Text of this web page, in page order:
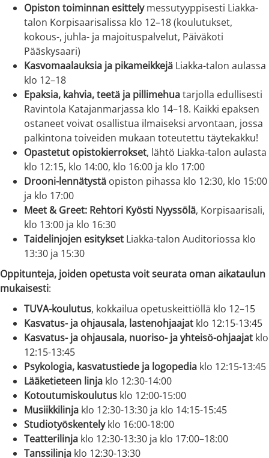
Opiston toiminnan esittelymessutyyppisesti Liakka-
talon Korpisaarisalissa klo 12–18 (koulutukset,
kokous-, juhla- ja majoituspalvelut, Päiväkoti
Pääskysaari)
Kasvomaalauksia ja pikameikkejä Liakka-talon aulassa
klo 12–18
Epaksia, kahvia, teetä ja pillimehuatarjolla edullisesti
Ravintola Katajanmarjassa klo 14–18. Kaikki epaksen
ostaneet voivat osallistua ilmaiseksi arvontaan, jossa
palkintona toiveiden mukaan toteutettu täytekakku!
Opastetut opistokierrokset, lähtö Liakka-talon aulasta
klo 12:15, klo 14:00, klo 16:00 ja klo 17:00
Drooni-lennätystä opiston pihassa klo 12:30, klo 15:00
ja klo 17:00
Meet & Greet: Rehtori Kyösti Nyyssölä, Korpisaarisali,
klo 13:00 ja klo 16:30
Taidelinjojen esitykset Liakka-talon Auditoriossa klo
13:30 ja 15:30
Oppitunteja, joiden opetusta voit seurata oman aikataulun
mukaisesti:
TUVA-koulutus, kokkailua opetuskeittiöllä klo 12–15
Kasvatus- ja ohjausala, lastenohjaajat klo 12:15-13:45
Kasvatus- ja ohjausala, nuoriso- ja yhteisö-ohjaajat klo
12:15-13:45
Psykologia, kasvatustiede ja logopedia klo 12:15-13:45
Lääketieteen linja klo 12:30-14:00
Kotoutumiskoulutus klo 12:00-15:00
Musiikkilinja klo 12:30-13:30 ja klo 14:15-15:45
Studiotyöskentelyklo 16:00-18:00
Teatterilinja klo 12:30-13:30 ja klo 17:00–18:00
Tanssilinja klo 12:30-13:30